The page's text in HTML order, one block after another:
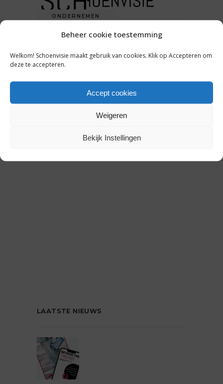
Beheer cookie toestemming
Welkom! Schoenvisie maakt gebruik van cookies. Klik op Accepteren om
deze te accepteren.
Accept cookies
Weigeren
Bekijk Instellingen
ONDERNEMEN
VEEL WINKELS FAILLIET,
GROEIEN
LAATSTE NIEUWS